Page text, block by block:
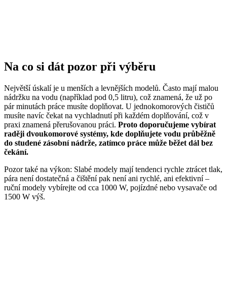
Na co si dát pozor při výběru
Největší úskalí je u menších a levnějších modelů. Často mají malou
nádržku na vodu (například pod 0,5 litru), což znamená, že už po
pár minutách práce musíte doplňovat. U jednokomorových čističů
musíte navíc čekat na vychladnutí při každém doplňování, což v
praxi znamená přerušovanou práci. Proto doporučujeme vybírat
raději dvoukomorové systémy, kde doplňujete vodu průběžně
do studené zásobní nádrže, zatímco práce může běžet dál bez
čekání.
Pozor také na výkon: Slabé modely mají tendenci rychle ztrácet tlak,
pára není dostatečná a čištění pak není ani rychlé, ani efektivní –
ruční modely vybírejte od cca 1000 W, pojízdné nebo vysavače od
1500 W výš.